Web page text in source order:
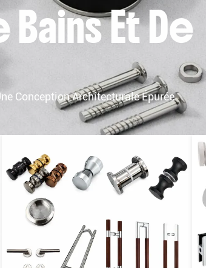
Et De
Conception Architecturale Épurée.